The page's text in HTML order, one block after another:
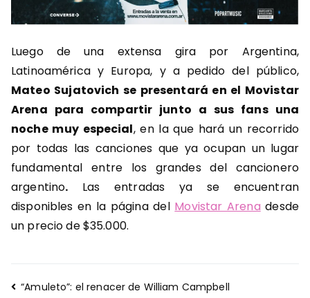
Luego de una extensa gira por Argentina,
Latinoamérica y Europa, y a pedido del público,
Mateo Sujatovich se presentará en el Movistar
Arena para compartir junto a sus fans una
noche muy especial, en la que hará un recorrido
por todas las canciones que ya ocupan un lugar
fundamental entre los grandes del cancionero
argentino. Las entradas ya se encuentran
disponibles en la página del Movistar Arena desde
un precio de $35.000.
Navegación
“Amuleto”: el renacer de William Campbell